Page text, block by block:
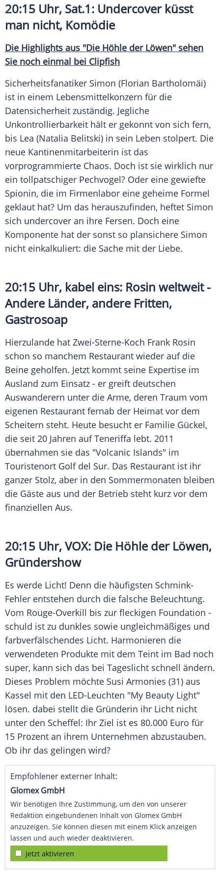
20:15 Uhr, Sat.1: Undercover küsst
man nicht, Komödie
Die Highlights aus "Die Höhle der Löwen" sehen
Sie noch einmal bei Clipfish
Sicherheitsfanatiker Simon (Florian Bartholomäi)
ist in einem Lebensmittelkonzern für die
Datensicherheit zuständig. Jegliche
Unkontrollierbarkeit hält er gekonnt von sich fern,
bis Lea (Natalia Belitski) in sein Leben stolpert. Die
neue Kantinenmitarbeiterin ist das
vorprogrammierte Chaos. Doch ist sie wirklich nur
ein tollpatschiger Pechvogel? Oder eine gewiefte
Spionin, die im Firmenlabor eine geheime Formel
geklaut hat? Um das herauszufinden, heftet Simon
sich undercover an ihre Fersen. Doch eine
Komponente hat der sonst so plansichere Simon
nicht einkalkuliert: die Sache mit der Liebe.
20:15 Uhr, kabel eins: Rosin weltweit -
Andere Länder, andere Fritten,
Gastrosoap
Hierzulande hat Zwei-Sterne-Koch Frank Rosin
schon so manchem Restaurant wieder auf die
Beine geholfen. Jetzt kommt seine Expertise im
Ausland zum Einsatz - er greift deutschen
Auswanderern unter die Arme, deren Traum vom
eigenen Restaurant fernab der Heimat vor dem
Scheitern steht. Heute besucht er Familie Gückel,
die seit 20 Jahren auf Teneriffa lebt. 2011
übernahmen sie das "Volcanic Islands" im
Touristenort Golf del Sur. Das Restaurant ist ihr
ganzer Stolz, aber in den Sommermonaten bleiben
die Gäste aus und der Betrieb steht kurz vor dem
finanziellen Aus.
20:15 Uhr,VOX: Die Höhle der Löwen,
Gründershow
Es werde Licht! Denn die häufigsten Schmink-
Fehler entstehen durch die falsche Beleuchtung.
Vom Rouge-Overkill bis zur fleckigen Foundation -
schuld ist zu dunkles sowie ungleichmäßiges und
farbverfälschendes Licht. Harmonieren die
verwendeten Produkte mit dem Teint im Bad noch
super, kann sich das bei Tageslicht schnell ändern.
Dieses Problem möchte Susi Armonies (31) aus
Kassel mit den LED-Leuchten "My Beauty Light"
lösen. dabei stellt die Gründerin ihr Licht nicht
unter den Scheffel: Ihr Ziel ist es 80.000 Euro für
15 Prozent an ihrem Unternehmen abzustauben.
Ob ihr das gelingen wird?
Empfohlener externer Inhalt:
Glomex GmbH
Wir benötigen Ihre Zustimmung, um den von unserer
Redaktion eingebundenen Inhalt von Glomex GmbH
anzuzeigen. Sie können diesen mit einem Klick anzeigen
lassen und auch wieder deaktivieren.
jetzt aktivieren